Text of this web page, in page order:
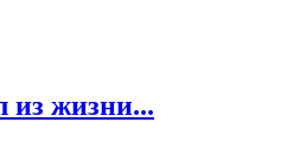
из жизни...